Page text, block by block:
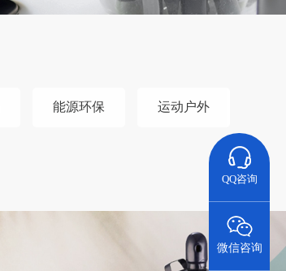
QQ咨询
微信咨询
能源环保 运动户外